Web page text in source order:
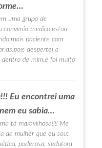
uma grupo de
convenio medico,estou
paciente com
despertei a
dentro de mim,e foi muito
Eu encontrei uma
eu sabia…
tá maravilhosa!!!! Me
da mulher que eu sou:
poderosa, sedutora